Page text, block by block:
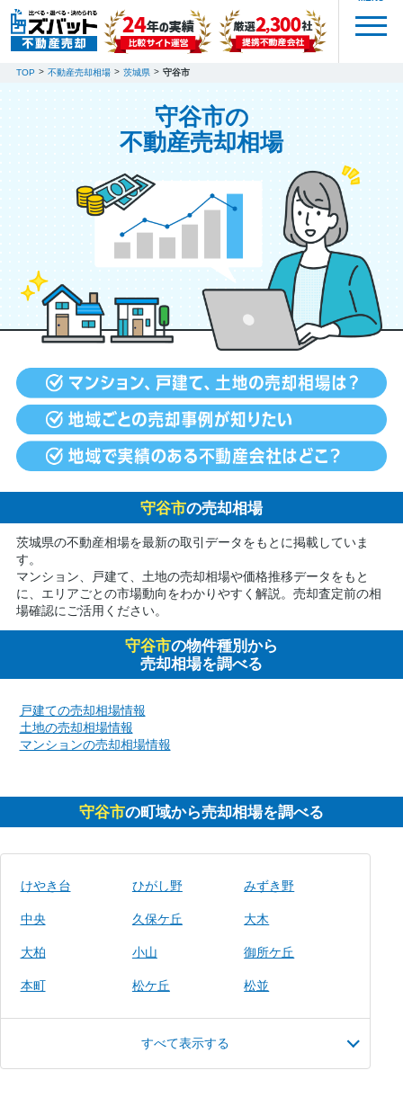
TOP 不動産売却相場 茨城県 守谷市
守谷市の
不動産売却相場
守谷市の売却相場
茨城県の不動産相場を最新の取引データをもとに掲載していま
す。
マンション、戸建て、土地の売却相場や価格推移データをもと
に、エリアごとの市場動向をわかりやすく解説。売却査定前の相
場確認にご活用ください。
守谷市の物件種別から
売却相場を調べる
戸建ての売却相場情報
土地の売却相場情報
マンションの売却相場情報
守谷市の町域から売却相場を調べる
けやき台 ひがし野 みずき野
中央 久保ケ丘 大木
大柏 小山 御所ケ丘
本町 松ケ丘 松並
すべて表示する